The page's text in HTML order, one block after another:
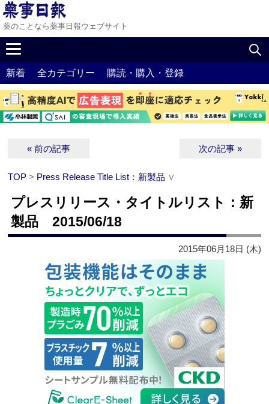
薬のことなら薬事日報ウェブサイト
新着 全カテゴリー 購読・購入・登録
« 前の記事 次の記事 »
TOP > Press Release Title List：新製品 ∨
プレスリリース・タイトルリスト：新
製品 2015/06/18
2015年06月18日 (木)